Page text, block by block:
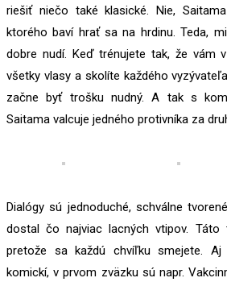
riešiť niečo také klasické. Nie,
ktorého baví hrať sa na hrdinu. Teda,
dobre nudí. Keď trénujete tak, že vám
všetky vlasy a skolíte každého
začne byť trošku nudný. A tak s
Saitama valcuje jedného protivníka za
Dialógy sú jednoduché, schválne
dostal čo najviac lacných vtipov. Táto
pretože sa každú chvíľku smejete. Aj
komickí, v prvom zväzku sú napr.